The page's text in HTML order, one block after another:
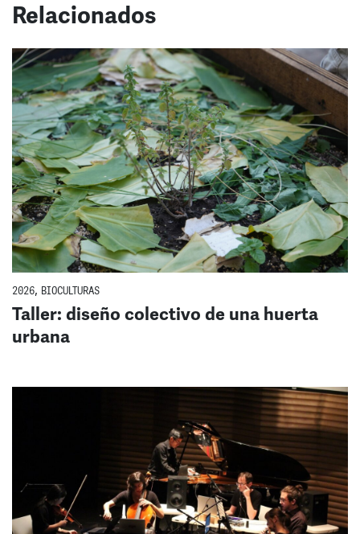
Relacionados
2026, BIOCULTURAS
Taller: diseño colectivo de una huerta
urbana